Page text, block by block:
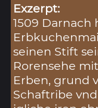
Exzerpt:
1509 Darnach
seinen Stift
Rorensehe
Erben, grund
Schaftribe